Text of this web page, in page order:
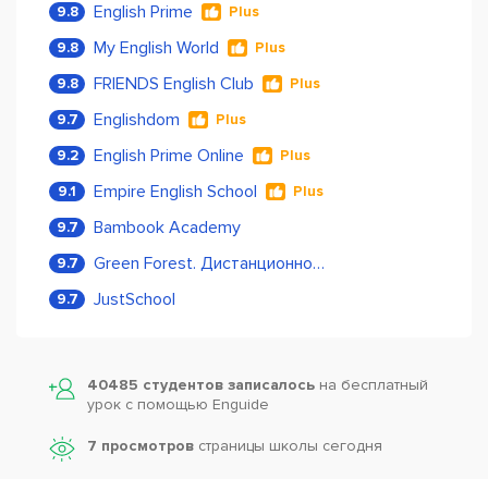
9.8 English Prime Plus
9.8 My English World Plus
9.8 FRIENDS English Club Plus
9.7 Englishdom Plus
9.2 English Prime Online Plus
9.1 Empire English School Plus
9.7 Bambook Academy
9.7 Green Forest. Дистанционное обучение
9.7 JustSchool
40485 студентов записалось на бесплатный
урок с помощью Enguide
7 просмотров страницы школы сегодня